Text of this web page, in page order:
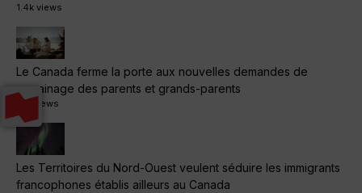
1.4k views
Le Canada ferme la porte aux nouvelles demandes de
parrainage des parents et grands-parents
1.1k views
Les Territoires du Nord-Ouest veulent séduire les immigrants
francophones établis ailleurs au Canada